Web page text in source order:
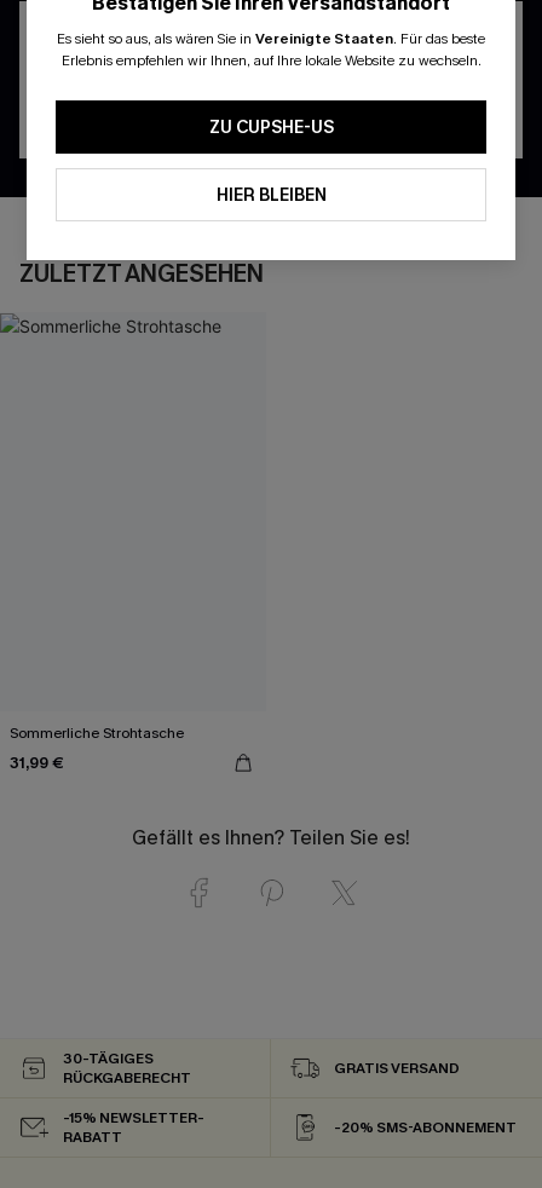
ZULETZT ANGESEHEN
Sommerliche Strohtasche
31,99 €
Gefällt es Ihnen? Teilen Sie es!
Es sieht so aus, als wären Sie in Vereinigte Staaten. Für das beste
Erlebnis empfehlen wir Ihnen, auf Ihre lokale Website zu wechseln.
ZU CUPSHE-US
HIER BLEIBEN
30-TÄGIGES
RÜCKGABERECHT
GRATIS VERSAND
-15% NEWSLETTER-
RABATT
-20% SMS-ABONNEMENT